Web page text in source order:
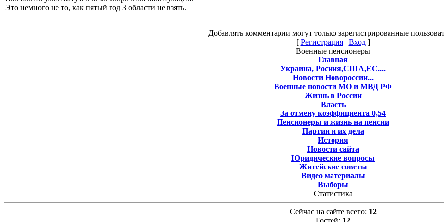
Это немного не то, как пятый год 3 области не взять.
Добавлять комментарии могут только зарегистрированные
[ Регистрация| Вход]
Военные пенсионеры
Главная
Украина, Росиия,США,ЕС....
Новости Новороссии...
Военные новости МО и МВД РФ
Жизнь в России
Власть
За отмену коэффициента 0,54
Пенсионеры и жизнь на пенсии
Партии и их дела
История
Новости сайта
Юридические вопросы
Житейские советы
Видео материалы
Выборы
Статистика
Сейчас на сайте всего: 12
Гостей: 12